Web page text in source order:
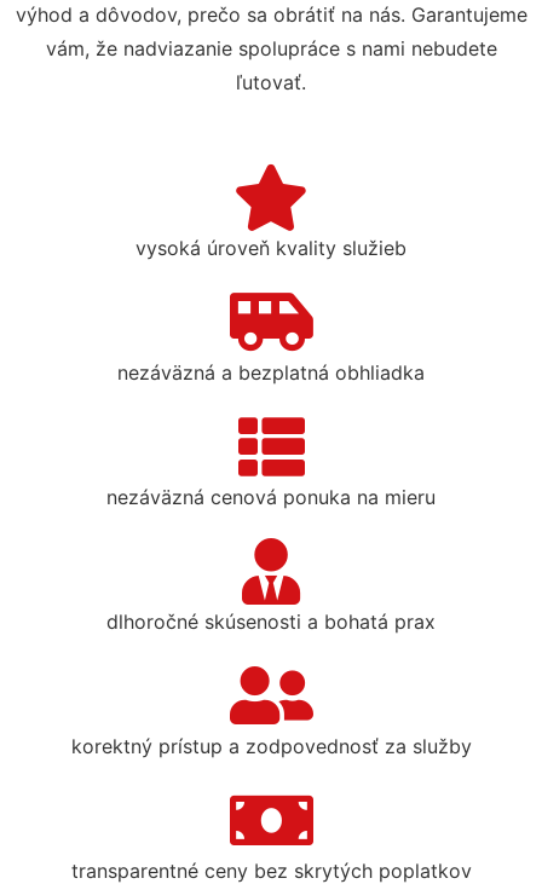
výhod a dôvodov, prečo sa obrátiť na nás. Garantujeme
vám, že nadviazanie spolupráce s nami nebudete
ľutovať.
vysoká úroveň kvality služieb
nezáväzná a bezplatná obhliadka
nezáväzná cenová ponuka na mieru
dlhoročné skúsenosti a bohatá prax
korektný prístup a zodpovednosť za služby
transparentné ceny bez skrytých poplatkov